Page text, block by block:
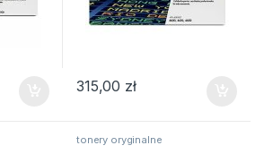
315,00 zł
tonery oryginalne